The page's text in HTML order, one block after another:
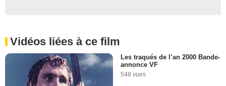
Vidéos liées à ce film
Les traqués de l’an 2000 Bande-
annonce VF
548 vues